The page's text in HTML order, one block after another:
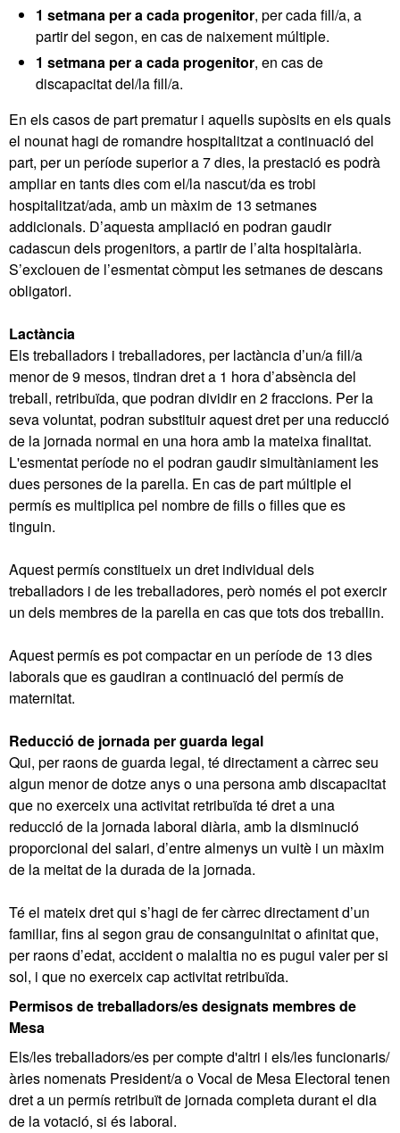
1 setmana per a cada progenitor, per cada fill/a, a
partir del segon, en cas de naixement múltiple.
1 setmana per a cada progenitor, en cas de
discapacitat del/la fill/a.
En els casos de part prematur i aquells supòsits en els quals
el nounat hagi de romandre hospitalitzat a continuació del
part, per un període superior a 7 dies, la prestació es podrà
ampliar en tants dies com el/la nascut/da es trobi
hospitalitzat/ada, amb un màxim de 13 setmanes
addicionals. D’aquesta ampliació en podran gaudir
cadascun dels progenitors, a partir de l’alta hospitalària.
S’exclouen de l’esmentat còmput les setmanes de descans
obligatori.
Lactància
Els treballadors i treballadores, per lactància d’un/a fill/a
menor de 9 mesos, tindran dret a 1 hora d’absència del
treball, retribuïda, que podran dividir en 2 fraccions. Per la
seva voluntat, podran substituir aquest dret per una reducció
de la jornada normal en una hora amb la mateixa finalitat.
L'esmentat període no el podran gaudir simultàniament les
dues persones de la parella. En cas de part múltiple el
permís es multiplica pel nombre de fills o filles que es
tinguin.
Aquest permís constitueix un dret individual dels
treballadors i de les treballadores, però només el pot exercir
un dels membres de la parella en cas que tots dos treballin.
Aquest permís es pot compactar en un període de 13 dies
laborals que es gaudiran a continuació del permís de
maternitat.
Reducció de jornada per guarda legal
Qui, per raons de guarda legal, té directament a càrrec seu
algun menor de dotze anys o una persona amb discapacitat
que no exerceix una activitat retribuïda té dret a una
reducció de la jornada laboral diària, amb la disminució
proporcional del salari, d’entre almenys un vuitè i un màxim
de la meitat de la durada de la jornada.
Té el mateix dret qui s’hagi de fer càrrec directament d’un
familiar, fins al segon grau de consanguinitat o afinitat que,
per raons d’edat, accident o malaltia no es pugui valer per si
sol, i que no exerceix cap activitat retribuïda.
Permisos de treballadors/es designats membres de
Mesa
Els/les treballadors/es per compte d'altri i els/les funcionaris/
àries nomenats President/a o Vocal de Mesa Electoral tenen
dret a un permís retribuït de jornada completa durant el dia
de la votació, si és laboral.